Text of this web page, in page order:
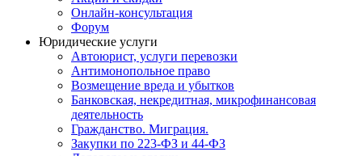
Онлайн-консультация
Форум
Юридические услуги
Автоюрист, услуги перевозки
Антимонопольное право
Возмещение вреда и убытков
Банковская, некредитная, микрофинансовая
деятельность
Гражданство. Миграция.
Закупки по 223-ФЗ и 44-ФЗ